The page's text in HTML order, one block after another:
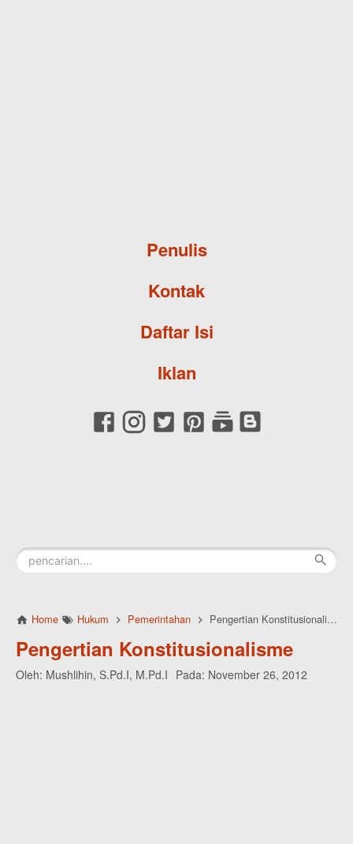
Penulis
Kontak
Daftar Isi
Iklan
Home Hukum Pemerintahan Pengertian Konstitusionalisme
Pengertian Konstitusionalisme
Oleh: Mushlihin, S.Pd.I, M.Pd.I Pada: November 26, 2012